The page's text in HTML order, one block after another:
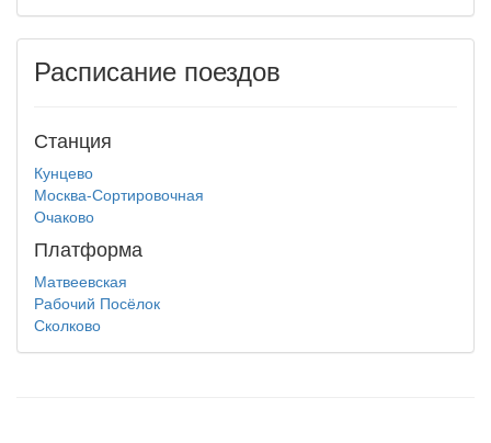
Расписание поездов
Станция
Кунцево
Москва-Сортировочная
Очаково
Платформа
Матвеевская
Рабочий Посёлок
Сколково